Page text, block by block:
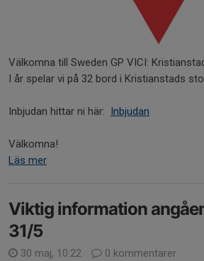
Välkomna till Sweden GP VICI:
I år spelar vi på 32 bord i Kristianstads
Inbjudan hittar ni här: Inbjudan
Välkomna!
Läs mer
Viktig information
31/5
30 maj, 10:22
0 kommentarer